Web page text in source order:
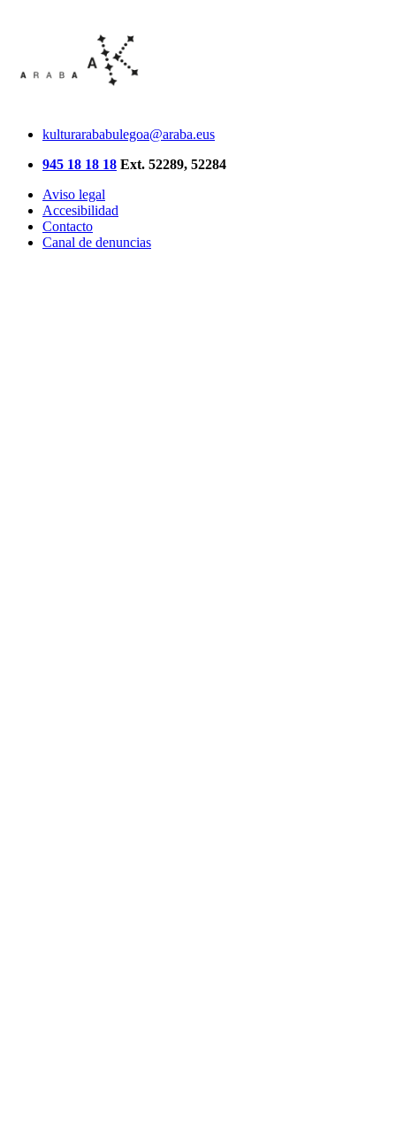
kulturarababulegoa@araba.eus
945 18 18 18 Ext. 52289, 52284
Aviso legal
Accesibilidad
Contacto
Canal de denuncias